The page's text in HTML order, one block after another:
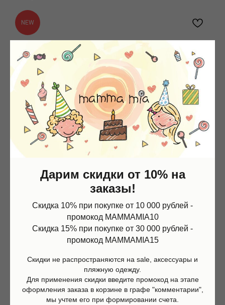
NEW
Брюки Washed black, Sproet and Sprout
Дарим скидки от 10% на
заказы!
Скидка 10% при покупке от 10 000 рублей -
промокод MAMMAMIA10
Скидка 15% при покупке от 30 000 рублей -
промокод MAMMAMIA15
Скидки не распространяются на sale, аксессуары и
пляжную одежду.
Для применения скидки введите промокод на этапе
оформления заказа в корзине в графе "комментарии",
мы учтем его при формировании счета.